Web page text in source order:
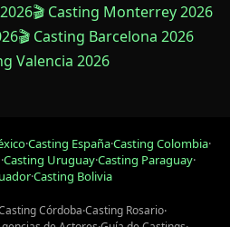
🎬 Casting Monterrey 2026
🎬 Casting Barcelona 2026
Valencia 2026
·Casting España·Casting Colombia·
·Casting Uruguay·Casting Paraguay·
·Casting Bolivia
Córdoba·Casting Rosario·